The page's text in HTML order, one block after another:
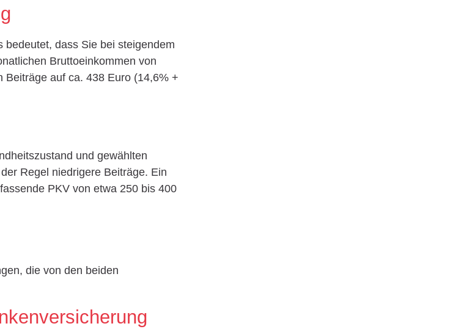
dass Sie bei steigendem
Bruttoeinkommen von
Beiträge auf ca. 438 Euro (14,6% +
und gewählten
Regel niedrigere Beiträge. Ein
PKV von etwa 250 bis 400
die von den beiden